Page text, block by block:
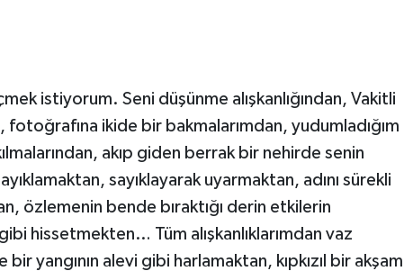
istiyorum. Seni düşünme alışkanlığından, Vakitli
ikide bir bakmalarımdan, yudumladığım
akıp giden berrak bir nehirde senin
sayıklayarak uyarmaktan, adını sürekli
özlemenin bende bıraktığı derin etkilerin
hissetmekten… Tüm alışkanlıklarımdan vaz
yangının alevi gibi harlamaktan, kıpkızıl bir akşam